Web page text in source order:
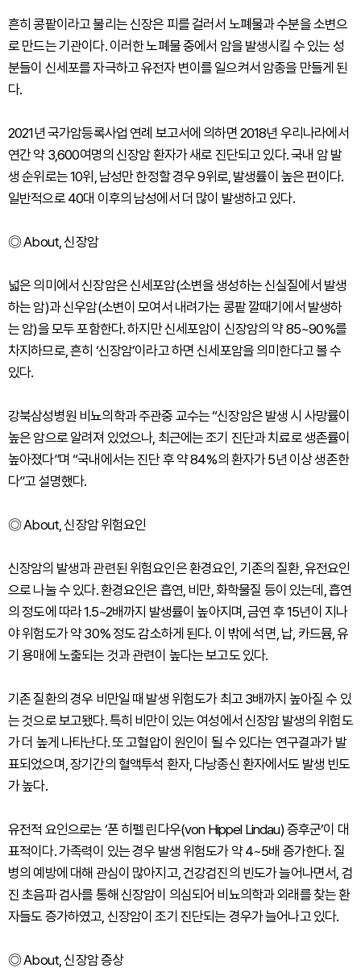
흔히 콩팥이라고 불리는 신장은 피를 걸러서 노폐물과 수분을 소변으
로 만드는 기관이다. 이러한 노폐물 중에서 암을 발생시킬 수 있는 성
분들이 신세포를 자극하고 유전자 변이를 일으켜서 암종을 만들게 된
다.
2021년 국가암등록사업 연례 보고서에 의하면 2018년 우리나라에서
연간 약 3,600여명의 신장암 환자가 새로 진단되고 있다. 국내 암 발
생 순위로는 10위, 남성만 한정할 경우 9위로, 발생률이 높은 편이다.
일반적으로 40대 이후의 남성에서 더 많이 발생하고 있다.
◎ About, 신장암
넓은 의미에서 신장암은 신세포암(소변을 생성하는 신실질에서 발생
하는 암)과 신우암(소변이 모여서 내려가는 콩팥 깔때기에서 발생하
는 암)을 모두 포함한다. 하지만 신세포암이 신장암의 약 85~90%를
차지하므로, 흔히 ‘신장암’이라고 하면 신세포암을 의미한다고 볼 수
있다.
강북삼성병원 비뇨의학과 주관중 교수는 “신장암은 발생 시 사망률이
높은 암으로 알려져 있었으나, 최근에는 조기 진단과 치료로 생존률이
높아졌다”며 “국내에서는 진단 후 약 84%의 환자가 5년 이상 생존한
다”고 설명했다.
◎ About, 신장암 위험요인
신장암의 발생과 관련된 위험요인은 환경요인, 기존의 질환, 유전요인
으로 나눌 수 있다. 환경요인은 흡연, 비만, 화학물질 등이 있는데, 흡연
의 정도에 따라 1.5~2배까지 발생률이 높아지며, 금연 후 15년이 지나
야 위험도가 약 30% 정도 감소하게 된다. 이 밖에 석면, 납, 카드뮴, 유
기 용매에 노출되는 것과 관련이 높다는 보고도 있다.
기존 질환의 경우 비만일 때 발생 위험도가 최고 3배까지 높아질 수 있
는 것으로 보고됐다. 특히 비만이 있는 여성에서 신장암 발생의 위험도
가 더 높게 나타난다. 또 고혈압이 원인이 될 수 있다는 연구결과가 발
표되었으며, 장기간의 혈액투석 환자, 다낭종신 환자에서도 발생 빈도
가 높다.
유전적 요인으로는 ‘폰 히펠 린다우(von Hippel Lindau) 증후군’이 대
표적이다. 가족력이 있는 경우 발생 위험도가 약 4~5배 증가한다. 질
병의 예방에 대해 관심이 많아지고, 건강검진의 빈도가 늘어나면서, 검
진 초음파 검사를 통해 신장암이 의심되어 비뇨의학과 외래를 찾는 환
자들도 증가하였고, 신장암이 조기 진단되는 경우가 늘어나고 있다.
◎ About, 신장암 증상